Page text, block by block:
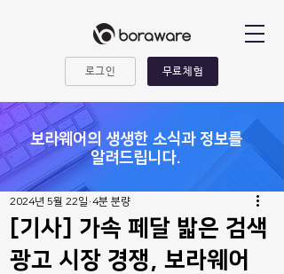
로그인 무료체험
​보라웨어의 생생한 소식과 정보를
알려드립니다.
[기사] 가속 페달 밟은 검색
광고 시장 경쟁, 보라웨어
2024년 5월 22일 4분 분량